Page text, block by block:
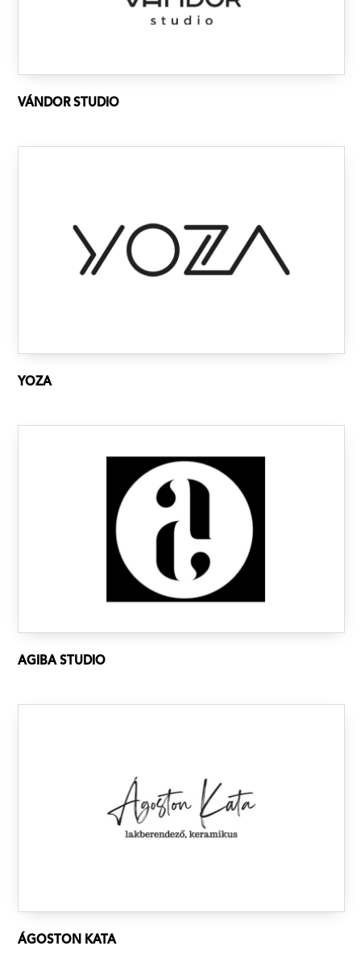
VÁNDOR STUDIO
YOZA
AGIBA STUDIO
ÁGOSTON KATA